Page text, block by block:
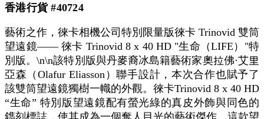
香港行貨 #40724
藝術之作，徠卡相機公司特別限量版徠卡 Trinovid 雙筒
望遠鏡—— 徠卡 Trinovid 8 x 40 HD "生命（LIFE）"特
別版。\n\n該特別版與丹麥裔冰島籍藝術家奧拉佛·艾里
亞森（Olafur Eliasson）聯手設計，本次合作也賦予了
該雙筒望遠鏡獨樹一幟的外觀。徠卡Trinovid 8 x 40 HD
“生命” 特別版望遠鏡配有螢光綠的真皮外飾與同色的
鐫刻標誌，使其成為一個奪人目光的藝術傑作。這款望